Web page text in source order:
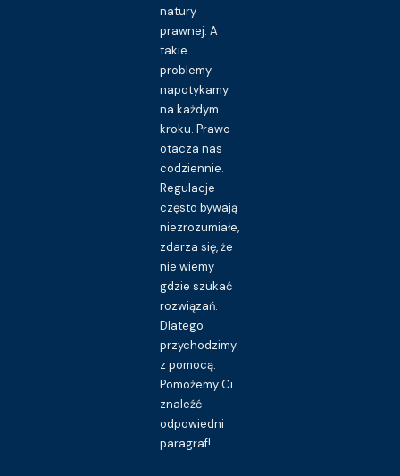
natury
prawnej. A
takie
problemy
napotykamy
na każdym
kroku. Prawo
otacza nas
codziennie.
Regulacje
często bywają
niezrozumiałe,
zdarza się, że
nie wiemy
gdzie szukać
rozwiązań.
Dlatego
przychodzimy
z pomocą.
Pomożemy Ci
znaleźć
odpowiedni
paragraf!